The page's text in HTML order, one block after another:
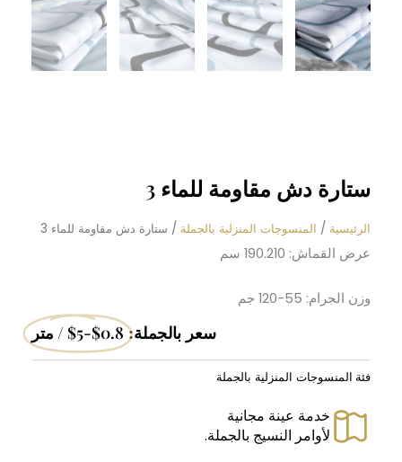
ستارة دش مقاومة للماء 3
الرئيسية / المنسوجات المنزلية بالجملة / ستارة دش مقاومة للماء 3
عرض القماش: 190.210 سم
وزن الجرام: 55-120 جم
سعر بالجملة: $0.8-$5 / متر
فئة المنسوجات المنزلية بالجملة
خدمة عينة مجانية
لأوامر النسيج بالجملة.